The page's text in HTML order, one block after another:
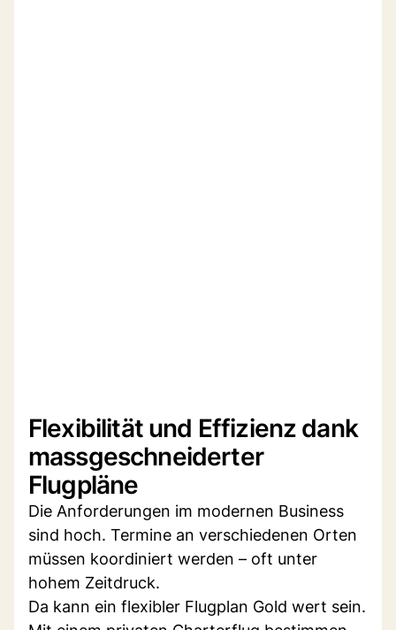
Flexibilität und Effizienz dank
massgeschneiderter
Flugpläne
Die Anforderungen im modernen Business
sind hoch. Termine an verschiedenen Orten
müssen koordiniert werden – oft unter
hohem Zeitdruck.
Da kann ein flexibler Flugplan Gold wert sein.